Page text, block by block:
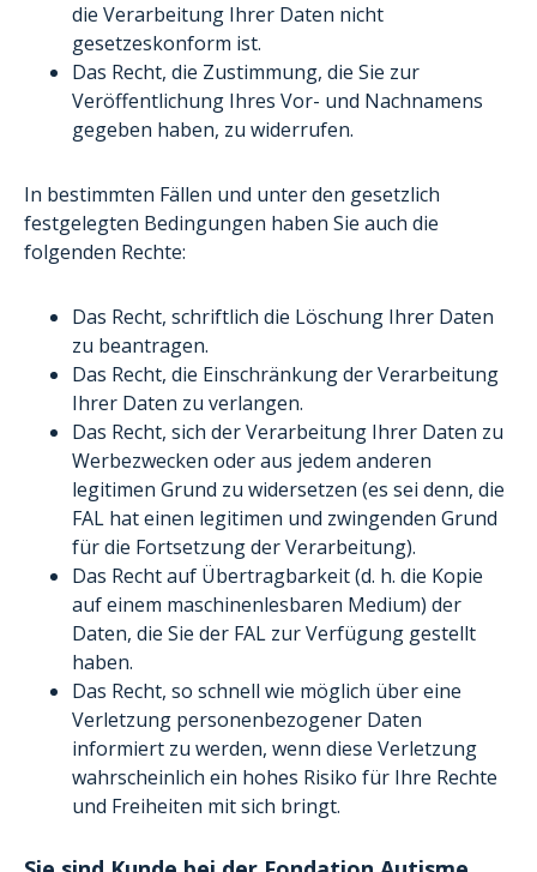
die Verarbeitung Ihrer Daten nicht
gesetzeskonform ist.
Das Recht, die Zustimmung, die Sie zur
Veröffentlichung Ihres Vor- und Nachnamens
gegeben haben, zu widerrufen.
In bestimmten Fällen und unter den gesetzlich
festgelegten Bedingungen haben Sie auch die
folgenden Rechte:
Das Recht, schriftlich die Löschung Ihrer Daten
zu beantragen.
Das Recht, die Einschränkung der Verarbeitung
Ihrer Daten zu verlangen.
Das Recht, sich der Verarbeitung Ihrer Daten zu
Werbezwecken oder aus jedem anderen
legitimen Grund zu widersetzen (es sei denn, die
FAL hat einen legitimen und zwingenden Grund
für die Fortsetzung der Verarbeitung).
Das Recht auf Übertragbarkeit (d. h. die Kopie
auf einem maschinenlesbaren Medium) der
Daten, die Sie der FAL zur Verfügung gestellt
haben.
Das Recht, so schnell wie möglich über eine
Verletzung personenbezogener Daten
informiert zu werden, wenn diese Verletzung
wahrscheinlich ein hohes Risiko für Ihre Rechte
und Freiheiten mit sich bringt.